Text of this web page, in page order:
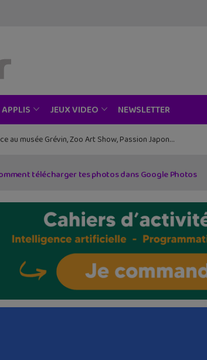
APPLIS JEUX VIDEO NEWSLETTER
au musée Grévin, Zoo Art Show, Passion Japon…
télécharger tes photos dans Google Photos